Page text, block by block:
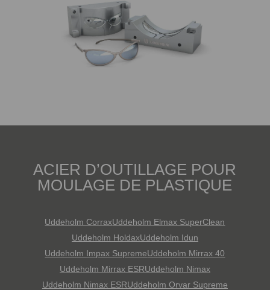
ACIER D’OUTILLAGE POUR
MOULAGE DE PLASTIQUE
Uddeholm CorraxUddeholm Elmax SuperClean
Uddeholm HoldaxUddeholm Idun
Uddeholm Impax SupremeUddeholm Mirrax 40
Uddeholm Mirrax ESRUddeholm Nimax
Uddeholm Nimax ESRUddeholm Orvar Supreme